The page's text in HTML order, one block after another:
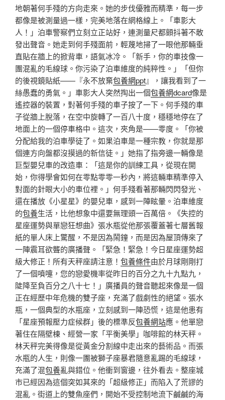
地朝著何手殘的方向走來。她的步伐優雅而精準，每一步
都像是被測量過一樣，完美地落在網格線上。「車影大
人！」泊車警察們立刻立正站好，連測量尺都顫抖著不敢
發出聲音。她走到何手殘面前，輕蔑地掃了一眼他那輛垂
直貼在牆上的掀背車，語氣冰冷。「新手，你的車技像一
團混亂的毛線球。你污染了泊車維度的純粹性。」「但你
的後視鏡貼紙——『永不放棄包養網ppt』，讓我看到了一
絲愚蠢的勇氣。」車影大人突然掏出一個包養網dcard像是
遙控器的裝置，對著何手殘的車子按了一下。何手殘的車
子從牆上脫落，在空中旋轉了一百八十度，穩穩地停在了
地面上的一個停車格中。這次，夾角是——零度。「你被
分配給我的泊車學徒了。如果泊車是一種宗教，你就是那
個連方向盤都沒摸過的新信徒。」她指了指旁邊一輛像是
巨型嬰兒車的改造車：「這是你的訓練工具，從現在開
始，你得學會如何在零點零零一秒內，將這輛車精準停入
對面的針眼大小的車位裡。」何手殘看著那輛閃閃發光、
還在播放《小星星》的嬰兒車，感到一陣眩暈。泊車維度
的包養生活，比他想象中還要無理頭一百萬倍。《失控的
星座運勢與單戀狂想曲》張水瓶從他那張覆蓋著七層舊報
紙的單人床上驚醒，不是因為鬧鐘，而是因為屋頂傳來了
一陣震耳欲聾的廣播聲。「緊急！緊急！今日星座運勢超
級大修正！所有天秤座請注意！ 包養條件由於月球剛剛打
了一個噴嚏，您的戀愛機率從昨日的百分之九十九點九，
陡降至負百分之八十七！」廣播員的聲音聽起來像是一個
正在經歷中年危機的雙子座，充滿了戲劇性的絕望。張水
瓶，一個典型的水瓶座，立刻感到一陣恐慌，這是他患有
「星座預報壓力症候群」後的標準反包養網站應。他單戀
著住在隔壁棟、經營一家「平衡美學」咖啡館的林天秤。
林天秤完美得像是從黃金分割線中走出來的藝術品。而張
水瓶的人生，則像一團被獅子座暴君隨意亂踢的毛線球，
充滿了混包養亂與錯位。他衝到窗邊，往外看去。整座城
市已經因為這個突如其來的「超級修正」而陷入了荒謬的
混亂。街道上的雙魚座們，開始不受控制地流下鹹鹹的海